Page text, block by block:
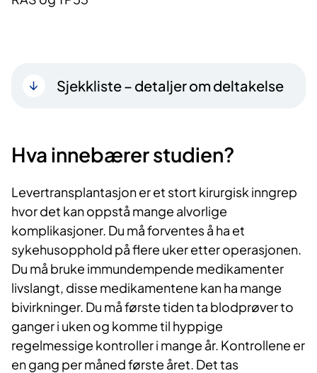
Sjekkliste – detaljer om deltakelse
Hva innebærer studien?
Levertransplantasjon er et stort kirurgisk inngrep
hvor det kan oppstå mange alvorlige
komplikasjoner. Du må forventes å ha et
sykehusopphold på flere uker etter operasjonen.
Du må bruke immundempende medikamenter
livslangt, disse medikamentene kan ha mange
bivirkninger. Du må første tiden ta blodprøver to
ganger i uken og komme til hyppige
regelmessige kontroller i mange år. Kontrollene er
en gang per måned første året. Det tas